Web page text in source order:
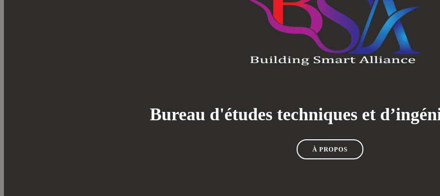
Bureau d'études techniques et
À PROPOS
Nous accompagnons nos partenaires dans le secteur du bâtiment, à
opérations.
Nous mettons à votre disposition notre expertise en matière de production et